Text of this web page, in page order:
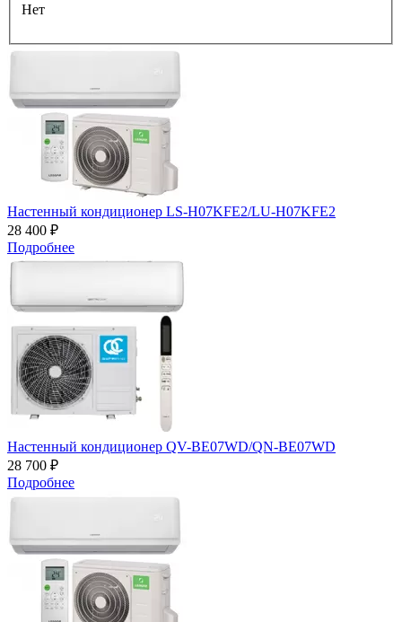
Нет
Настенный кондиционер LS-H07KFE2/LU-H07KFE2
28 400 ₽
Подробнее
Настенный кондиционер QV-BE07WD/QN-BE07WD
28 700 ₽
Подробнее